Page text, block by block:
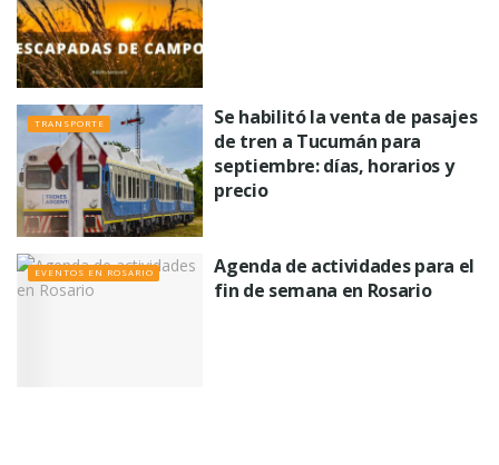
TRANSPORTE
Se habilitó la venta de pasajes
de tren a Tucumán para
septiembre: días, horarios y
precio
EVENTOS EN ROSARIO
Agenda de actividades para el
fin de semana en Rosario